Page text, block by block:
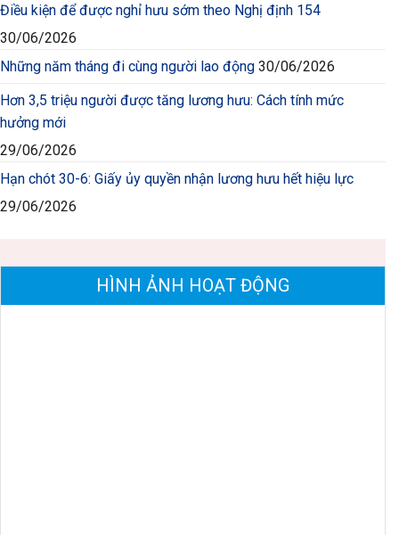
Điều kiện để được nghỉ hưu sớm theo Nghị định 154
30/06/2026
Những năm tháng đi cùng người lao động 30/06/2026
Hơn 3,5 triệu người được tăng lương hưu: Cách tính mức
hưởng mới
29/06/2026
Hạn chót 30-6: Giấy ủy quyền nhận lương hưu hết hiệu lực
29/06/2026
HÌNH ẢNH HOẠT ĐỘNG